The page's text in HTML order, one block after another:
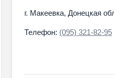
г. Макеевка, Донецкая
Телефон: (095) 321-82-95